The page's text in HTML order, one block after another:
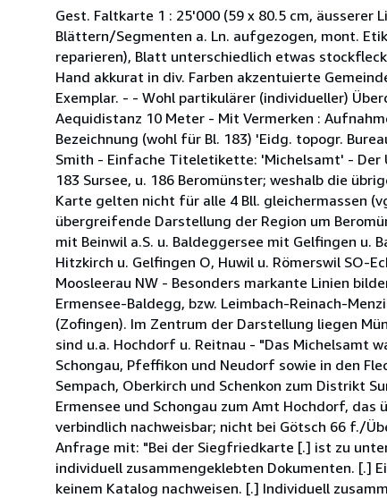
Gest. Faltkarte 1 : 25'000 (59 x 80.5 cm, äusserer
Blättern/Segmenten a. Ln. aufgezogen, mont.
reparieren), Blatt unterschiedlich etwas
Hand akkurat in div. Farben akzentuierte
Exemplar. - - Wohl partikulärer (individueller)
Aequidistanz 10 Meter - Mit Vermerken :
Bezeichnung (wohl für Bl. 183) 'Eidg. topogr.
Smith - Einfache Titeletikette: 'Michelsamt' - Der
183 Sursee, u. 186 Beromünster; weshalb die
Karte gelten nicht für alle 4 Bll. gleichermassen
übergreifende Darstellung der Region um
mit Beinwil a.S. u. Baldeggersee mit Gelfingen u.
Hitzkirch u. Gelfingen O, Huwil u. Römerswil SO-
Moosleerau NW - Besonders markante Linien
Ermensee-Baldegg, bzw. Leimbach-Reinach-
(Zofingen). Im Zentrum der Darstellung liegen
sind u.a. Hochdorf u. Reitnau - "Das Michelsamt
Schongau, Pfeffikon und Neudorf sowie in den
Sempach, Oberkirch und Schenkon zum Distrikt
Ermensee und Schongau zum Amt Hochdorf,
verbindlich nachweisbar; nicht bei Götsch 66 f./
Anfrage mit: "Bei der Siegfriedkarte [.] ist zu
individuell zusammengeklebten Dokumenten. [.]
keinem Katalog nachweisen. [.] Individuell